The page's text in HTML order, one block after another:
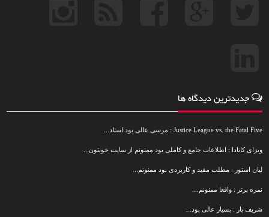
جدیدترین دیدگاه ها
Justice League vs. the Fatal Five : مرسی عالی بود استاد...
ویزای کانادا : اطلاعات جامع و کاملی بود ممنونم از سایت خوبتون...
لیان استور : مطلب مفید و کاربردی بود ممنونم...
نمره برتر : واقعا ممنونم...
شریف بار : بسیار عالی بود...